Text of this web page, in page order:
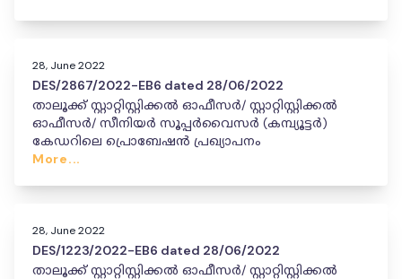
28, June 2022
DES/2867/2022-EB6 dated 28/06/2022
താലൂക്ക് സ്റ്റാറ്റിസ്റ്റിക്കൽ ഓഫീസർ/ സ്റ്റാറ്റിസ്റ്റിക്കൽ
ഓഫീസർ/ സീനിയർ സൂപ്പർവൈസർ (കമ്പ്യൂട്ടർ)
കേഡറിലെ പ്രൊബേഷൻ പ്രഖ്യാപനം
More...
28, June 2022
DES/1223/2022-EB6 dated 28/06/2022
താലൂക്ക് സ്റ്റാറ്റിസ്റ്റിക്കൽ ഓഫീസർ/ സ്റ്റാറ്റിസ്റ്റിക്കൽ